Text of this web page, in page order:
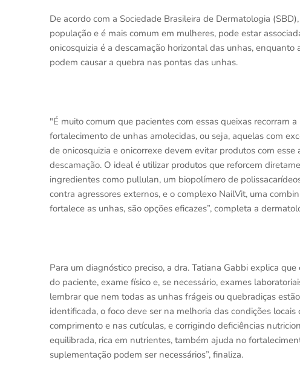
De acordo com a Sociedade Brasileira de Dermatologia
população e é mais comum em mulheres, pode estar
onicosquizia é a descamação horizontal das unhas,
podem causar a quebra nas pontas das unhas.
"É muito comum que pacientes com essas queixas recorram
fortalecimento de unhas amolecidas, ou seja, aquelas com
de onicosquizia e onicorrexe devem evitar produtos com
descamação. O ideal é utilizar produtos que reforcem
ingredientes como pullulan, um biopolímero de
contra agressores externos, e o complexo NailVit, uma
fortalece as unhas, são opções eficazes”, completa a
Para um diagnóstico preciso, a dra. Tatiana Gabbi explica
do paciente, exame físico e, se necessário, exames
lembrar que nem todas as unhas frágeis ou quebradiças
identificada, o foco deve ser na melhoria das condições
comprimento e nas cutículas, e corrigindo deficiências
equilibrada, rica em nutrientes, também ajuda no
suplementação podem ser necessários”, finaliza.